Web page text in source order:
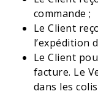
commande ;
Le Client
l’expédition
Le Client
facture. Le
dans les